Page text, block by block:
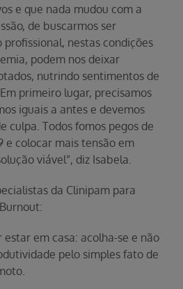
e que nada mudou com a
de buscarmos ser
nestas condições
podem nos deixar
nutrindo sentimentos de
primeiro lugar, precisamos
iguais a antes e devemos
culpa. Todos fomos pegos de
e colocar mais tensão em
viável”, diz Isabela.
da Clinipam para
estar em casa: acolha-se e não
pelo simples fato de